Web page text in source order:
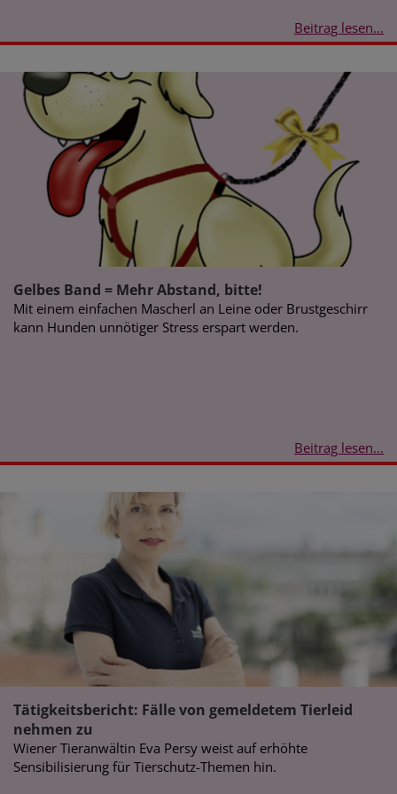
Beitrag lesen...
Gelbes Band = Mehr Abstand, bitte!
Mit einem einfachen Mascherl an Leine oder Brustgeschirr
kann Hunden unnötiger Stress erspart werden.
Beitrag lesen...
Tätigkeitsbericht: Fälle von gemeldetem Tierleid
nehmen zu
Wiener Tieranwältin Eva Persy weist auf erhöhte
Sensibilisierung für Tierschutz-Themen hin.